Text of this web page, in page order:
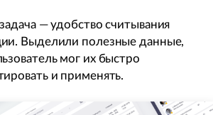
— удобство считывания
Выделили полезные данные,
мог их быстро
и применять.